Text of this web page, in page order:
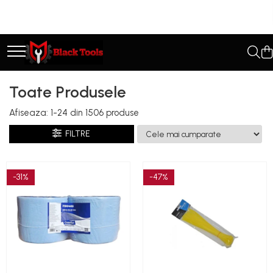
Toate Produsele
Scule Service Auto
Chei Combinate Cu Clichet
Chei Cotite
Clesti autoblocanti
Clesti pentru sertizat
Clesti pentru sigurante
Clesti reglabili pentru tevi
Toate Produsele
Afiseaza: 1-24 din 1506 produse
FILTRE
-31% -47%